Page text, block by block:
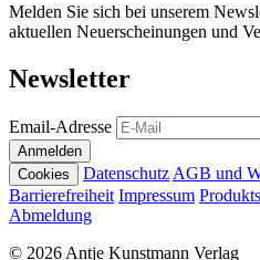
Melden Sie sich bei unserem
aktuellen Neuerscheinungen und
Newsletter
Email-Adresse
Anmelden
Cookies
Datenschutz AGB und
Barrierefreiheit Impressum
Abmeldung
© 2026 Antje Kunstmann Verlag